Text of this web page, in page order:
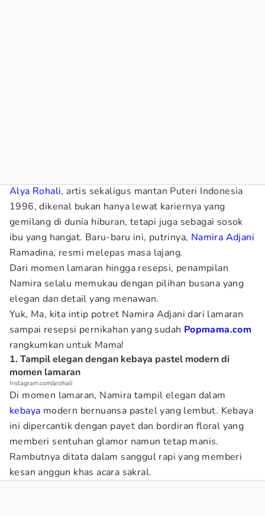
Alya Rohali, artis sekaligus mantan Puteri Indonesia
1996, dikenal bukan hanya lewat kariernya yang
gemilang di dunia hiburan, tetapi juga sebagai sosok
ibu yang hangat. Baru-baru ini, putrinya, Namira Adjani
Ramadina, resmi melepas masa lajang.
Dari momen lamaran hingga resepsi, penampilan
Namira selalu memukau dengan pilihan busana yang
elegan dan detail yang menawan.
Yuk, Ma, kita intip potret Namira Adjani dari lamaran
sampai resepsi pernikahan yang sudah Popmama.com
rangkumkan untuk Mama!
1. Tampil elegan dengan kebaya pastel modern di
momen lamaran
Instagram.com/arohali
Di momen lamaran, Namira tampil elegan dalam
kebaya modern bernuansa pastel yang lembut. Kebaya
ini dipercantik dengan payet dan bordiran floral yang
memberi sentuhan glamor namun tetap manis.
Rambutnya ditata dalam sanggul rapi yang memberi
kesan anggun khas acara sakral.